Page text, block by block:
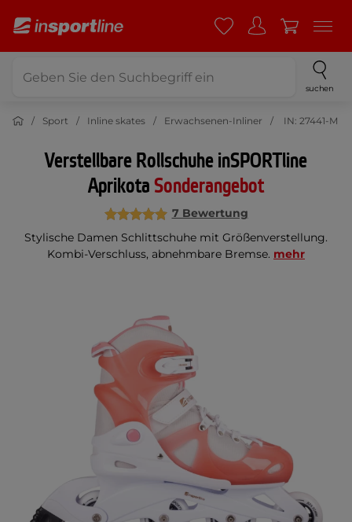
suchen
Sport Inline skates Erwachsenen-Inliner IN: 27441-M
Verstellbare Rollschuhe inSPORTline
AprikotaSonderangebot
7 Bewertung
Stylische Damen Schlittschuhe mit Größenverstellung.
Kombi-Verschluss, abnehmbare Bremse. mehr